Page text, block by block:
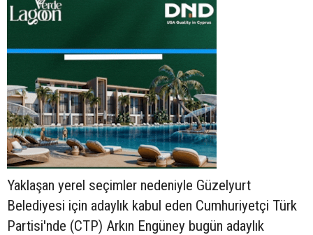
Yaklaşan yerel seçimler nedeniyle Güzelyurt
Belediyesi için adaylık kabul eden Cumhuriyetçi Türk
Partisi'nde (CTP) Arkın Engüney bugün adaylık